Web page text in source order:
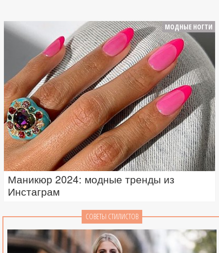
МОДНЫЕ НОГТИ
Маникюр 2024: модные тренды из
Инстаграм
СОВЕТЫ СТИЛИСТОВ